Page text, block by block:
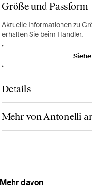
Größe und Passform
Aktuelle Informationen zu
erhalten Sie beim Händler.
Details
Mehr von Antonelli
Mehr davon